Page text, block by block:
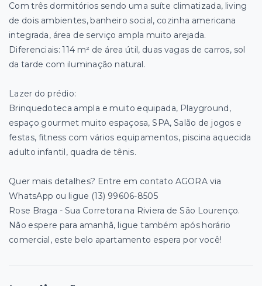
Com três dormitórios sendo uma suíte climatizada, living
de dois ambientes, banheiro social, cozinha americana
integrada, área de serviço ampla muito arejada.
Diferenciais: 114 m² de área útil, duas vagas de carros, sol
da tarde com iluminação natural.
Lazer do prédio:
Brinquedoteca ampla e muito equipada, Playground,
espaço gourmet muito espaçosa, SPA, Salão de jogos e
festas, fitness com vários equipamentos, piscina aquecida
adulto infantil, quadra de tênis.
Quer mais detalhes? Entre em contato AGORA via
WhatsApp ou ligue (13) 99606-8505
Rose Braga - Sua Corretora na Riviera de São Lourenço.
Não espere para amanhã, ligue também após horário
comercial, este belo apartamento espera por você!